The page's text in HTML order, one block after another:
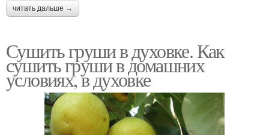
читать дальше →
Сушить груши в духовке. Как
сушить груши в домашних
условиях, в духовке